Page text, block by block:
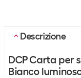
Descrizione
DCP Carta per
Bianco